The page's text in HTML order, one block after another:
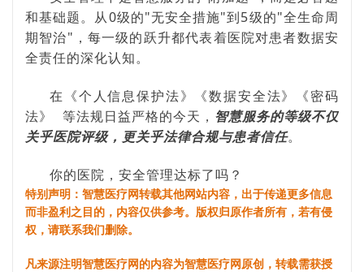
和基础题。从0级的"无安全措施"到5级的"全生命周
期智治"，每一级的跃升都代表着医院对患者数据安
全责任的深化认知。
在《个人信息保护法》《数据安全法》
《密码
法》
等法规日益严格的今天， 智慧服务的等级不仅
关乎医院评级，更关乎法律合规与患者信任。
你的医院，安全管理达标了吗？
特别声明：智慧医疗网转载其他网站内容，出于传递更多信息
而非盈利之目的，内容仅供参考。版权归原作者所有，若有侵
权，请联系我们删除。
凡来源注明智慧医疗网的内容为智慧医疗网原创，转载需获授